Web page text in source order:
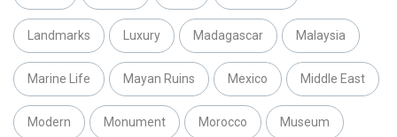
Landmarks Luxury Madagascar Malaysia
Marine Life Mayan Ruins Mexico Middle East
Modern Monument Morocco Museum